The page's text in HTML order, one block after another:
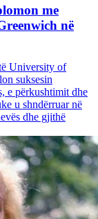
me
në
University of
suksesin
e përkushtimit dhe
u shndërruar në
dhe gjithë